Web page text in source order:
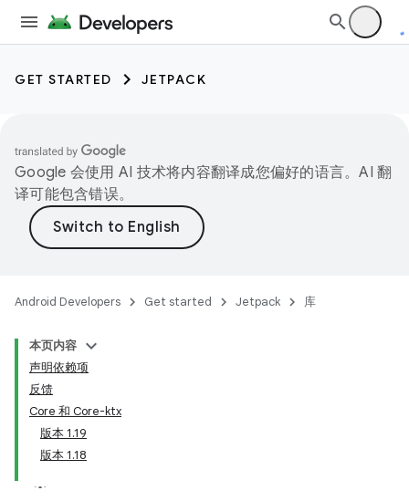
GET STARTED JETPACK
Google 会使用 AI 技术将内容翻译成您偏好的语言。AI 翻
译可能包含错误。
Android Developers Get started Jetpack 库
本页内容
声明依赖项
反馈
Core 和 Core-ktx
版本 1.19
版本 1.18